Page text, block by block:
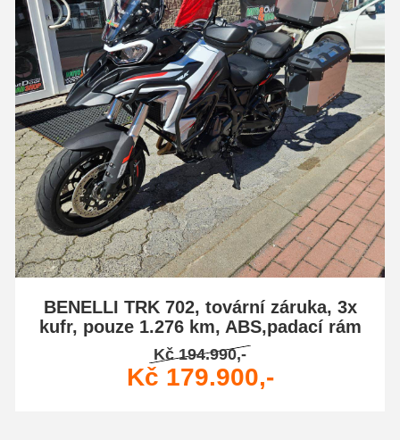
BENELLI TRK 702, tovární záruka, 3x
kufr, pouze 1.276 km, ABS,padací rám
Kč 194.990,-
Kč 179.900,-